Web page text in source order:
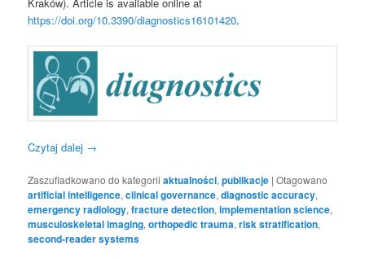
https://doi.org/10.3390/diagnostics16101420.
Czytaj dalej →
Zaszufladkowano do kategorii aktualności,publikacje |Otagowano
artificial intelligence,clinical governance,diagnostic accuracy,
emergency radiology,fracture detection,implementation science,
musculoskeletal imaging,orthopedic trauma,risk stratification,
second-reader systems